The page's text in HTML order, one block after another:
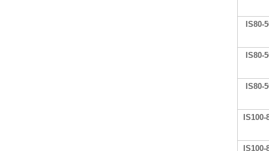
IS80-
IS80-
IS80-
IS100-
IS100-